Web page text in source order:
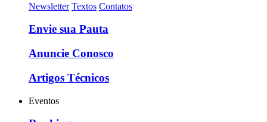
Newsletter Textos Contatos
Envie sua Pauta
Anuncie Conosco
Artigos Técnicos
Eventos